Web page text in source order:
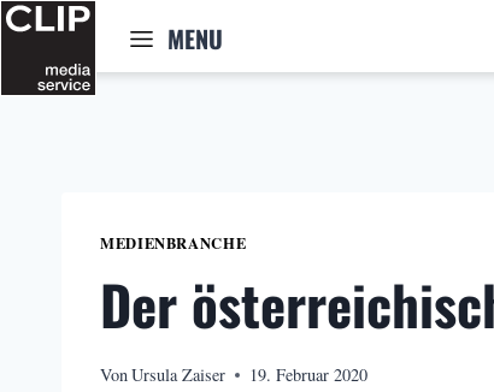
Zum
springen
MENU
MEDIENBRANCHE
Der
VonUrsula Zaiser 19. Februar 2020